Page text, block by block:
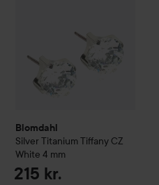
Blomdahl
Silver TitaniumTiffany CZ
White 4 mm
215 kr.